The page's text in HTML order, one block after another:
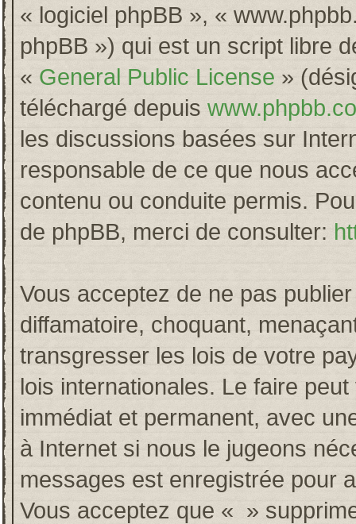
« logiciel phpBB », «
phpBB ») qui est un script libre
« General Public License »
téléchargé depuis
les discussions basées sur
responsable de ce que nous
contenu ou conduite permis.
de phpBB, merci de consulter:
Vous acceptez de ne pas
diffamatoire, choquant,
transgresser les lois de votre
lois internationales. Le faire
immédiat et permanent, avec
à Internet si nous le jugeons
messages est enregistrée pour
Vous acceptez que « »